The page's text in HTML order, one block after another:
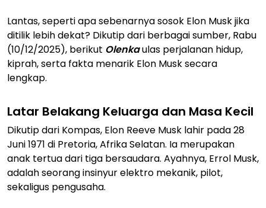
Lantas, seperti apa sebenarnya sosok Elon Musk jika
ditilik lebih dekat? Dikutip dari berbagai sumber, Rabu
(10/12/2025), berikut Olenkaulas perjalanan hidup,
kiprah, serta fakta menarik Elon Musk secara
lengkap.
Latar Belakang Keluarga dan Masa Kecil
Dikutip dari Kompas, Elon Reeve Musk lahir pada 28
Juni 1971 di Pretoria, Afrika Selatan. Ia merupakan
anak tertua dari tiga bersaudara. Ayahnya, Errol Musk,
adalah seorang insinyur elektro mekanik, pilot,
sekaligus pengusaha.